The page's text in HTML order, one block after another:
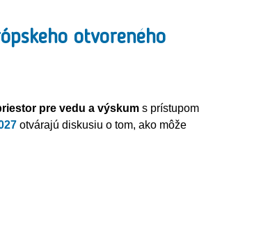
otvoreného
pre vedu a výskum s prístupom
otvárajú diskusiu o tom, ako môže